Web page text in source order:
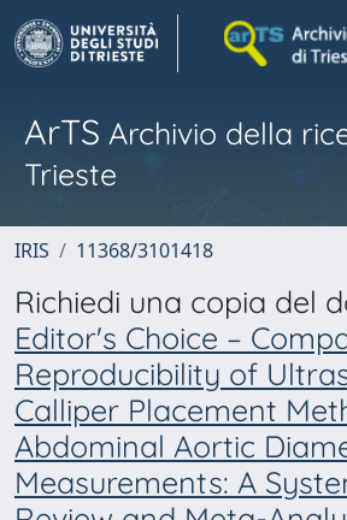
ArTS Archivio della
Trieste
IRIS 11368/3101418
Richiedi una copia del
Editor's Choice –
Reproducibility of
Calliper Placement
Abdominal Aortic
Measurements: A